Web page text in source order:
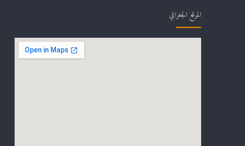
الموقع الجغرافي